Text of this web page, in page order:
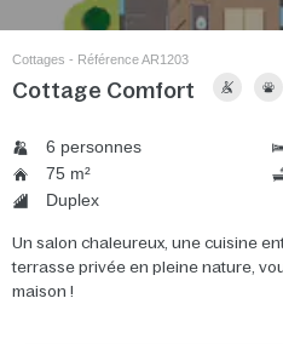
Cottages - Référence AR1203
Cottage Comfort
6 personnes
75 m²
Duplex
Un salon chaleureux, une cuisine
terrasse privée en pleine nature,
maison !